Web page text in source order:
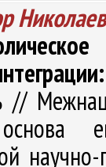
научно-